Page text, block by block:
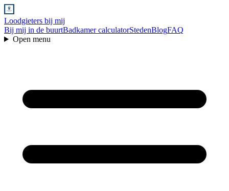
Loodgieters bij mij
Bij mij in de buurtBadkamer calculatorStedenBlogFAQ
Open menu